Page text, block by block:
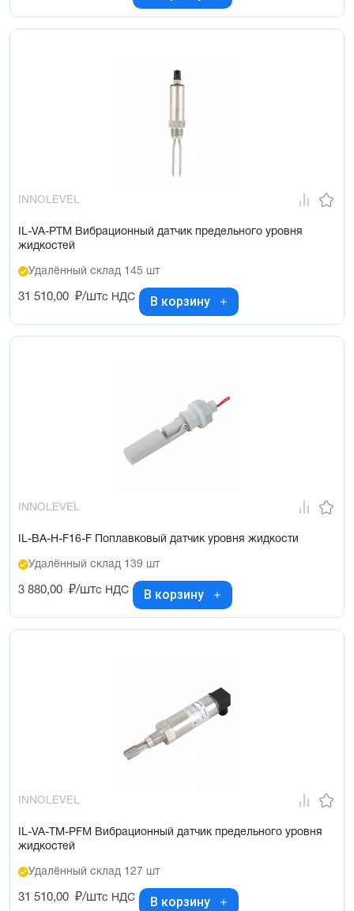
INNOLEVEL
IL-VA-PTM Вибрационный датчик предельного уровня
жидкостей
Удалённый склад 145 шт
31 510,00 ₽/штс НДС В корзину
INNOLEVEL
IL-BA-H-F16-F Поплавковый датчик уровня жидкости
Удалённый склад 139 шт
3 880,00 ₽/штс НДС В корзину
INNOLEVEL
IL-VA-TM-PFM Вибрационный датчик предельного уровня
жидкостей
Удалённый склад 127 шт
31 510,00 ₽/штс НДС В корзину